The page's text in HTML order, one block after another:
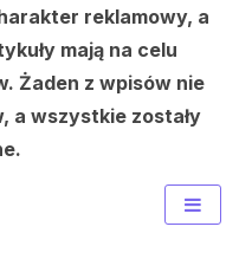
reklamowy, a
mają na celu
Żaden z wpisów nie
a wszystkie zostały